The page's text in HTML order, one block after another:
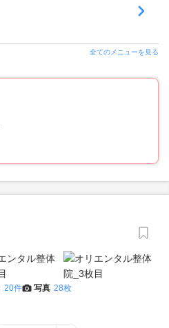
全てのメニューを見る
20件 写真 28枚